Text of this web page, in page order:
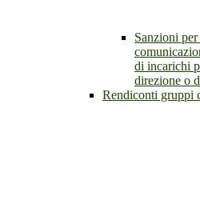
Sanzioni
di incarichi
direzione o
Rendiconti gruppi